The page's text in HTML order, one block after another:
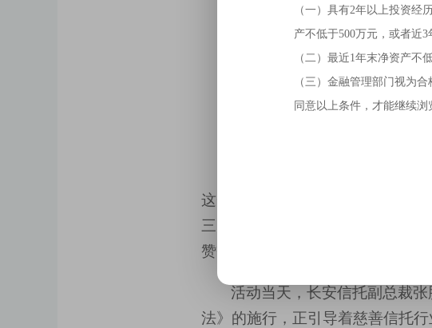
在众星云集的慈善组织中，
这一荣誉无疑是对其长期以来积
三留守群体慈善项目”因其创新的
赞誉。
活动当天， 长安信托副总裁
法》 的施行 ， 正引导着慈善信托
（一）具有2年以上投资经
产不低于500万元，或者近3
（二）最近1年末净资产不
（三）金融管理部门视为合
同意以上条件，才能继续浏